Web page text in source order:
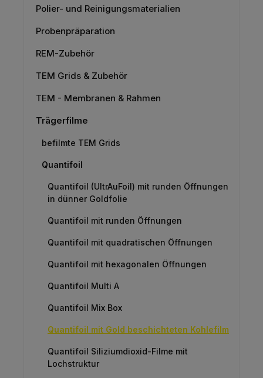
Polier- und Reinigungsmaterialien
Probenpräparation
REM-Zubehör
TEM Grids & Zubehör
TEM - Membranen & Rahmen
Trägerfilme
befilmte TEM Grids
Quantifoil
Quantifoil (UltrAuFoil) mit runden Öffnungen
in dünner Goldfolie
Quantifoil mit runden Öffnungen
Quantifoil mit quadratischen Öffnungen
Quantifoil mit hexagonalen Öffnungen
Quantifoil Multi A
Quantifoil Mix Box
Quantifoil mit Gold beschichteten Kohlefilm
Quantifoil Siliziumdioxid-Filme mit
Lochstruktur